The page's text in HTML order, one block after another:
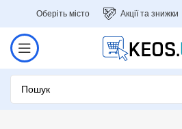
Оберіть місто Акції та знижки